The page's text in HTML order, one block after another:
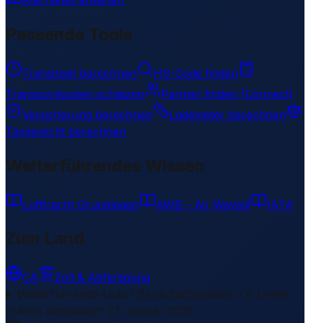
Passende Tools
Transitzeit berechnen
HS-Code finden
Transportkosten schätzen
Partner finden (Connect)
Versicherung berechnen
Lademeter berechnen
Taxgewicht berechnen
Weiterführendes Wissen
Luftfracht Grundlagen AWB – Air Waybill IATA
Zum Land
CA
Zoll & Abfertigung
Weiterführende Links1 Bereiche/Sections • 8 Links▾
Zuletzt aktualisiert: 27. Januar 2026